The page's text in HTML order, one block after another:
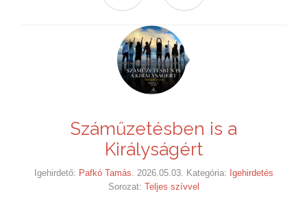
Száműzetésben is a
Királyságért
Igehirdető: Pafkó Tamás. 2026.05.03. Kategória: Igehirdetés
Sorozat: Teljes szívvel